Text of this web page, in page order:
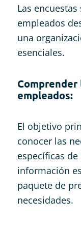
Las
empleados
una
esenciales.
Comprender
empleados:
El objetivo
conocer las
específicas
información
paquete de
necesidades.